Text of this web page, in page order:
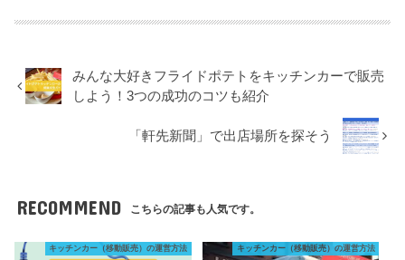
みんな大好きフライドポテトをキッチンカーで販売
しよう！3つの成功のコツも紹介
「軒先新聞」で出店場所を探そう
RECOMMEND こちらの記事も人気です。
キッチンカー（移動販売）の運営方法 キッチンカー（移動販売）の運営方法